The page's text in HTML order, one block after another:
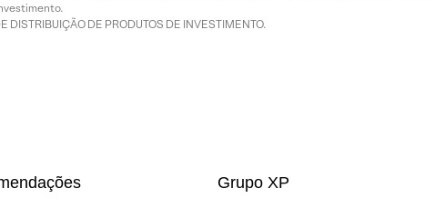
DISTRIBUIÇÃO DE PRODUTOS DE INVESTIMENTO.
Grupo XP